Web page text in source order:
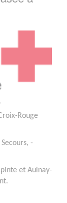
Rouge
-
et Aulnay-